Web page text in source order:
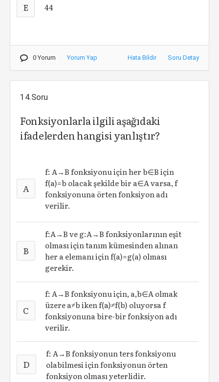
E 44
0 Yorum Yorum Yap Hata Bildir Soru Detay
14.Soru
Fonksiyonlarla ilgili aşağıdaki
ifadelerden hangisi yanlıştır?
A
f: A→B fonksiyonu için her b∈B için
f(a)=b olacak şekilde bir a∈A varsa, f
fonksiyonuna örten fonksiyon adı
verilir.
B
f:A→B ve g:A→B fonksiyonlarının eşit
olması için tanım kümesinden alınan
her a elemanı için f(a)=g(a) olması
gerekir.
C
f: A→B fonksiyonu için, a,b∈A olmak
üzere a≠b iken f(a)≠f(b) oluyorsa f
fonksiyonuna bire-bir fonksiyon adı
verilir.
D
f: A→B fonksiyonun ters fonksiyonu
olabilmesi için fonksiyonun örten
fonksiyon olması yeterlidir.